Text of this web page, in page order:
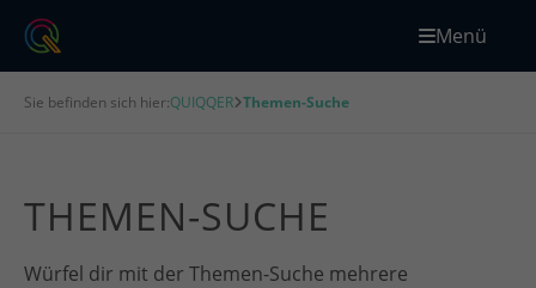
Menü
Sie befinden sich hier:QUIQQER Themen-Suche
THEMEN-SUCHE
Würfel dir mit der Themen-Suche mehrere